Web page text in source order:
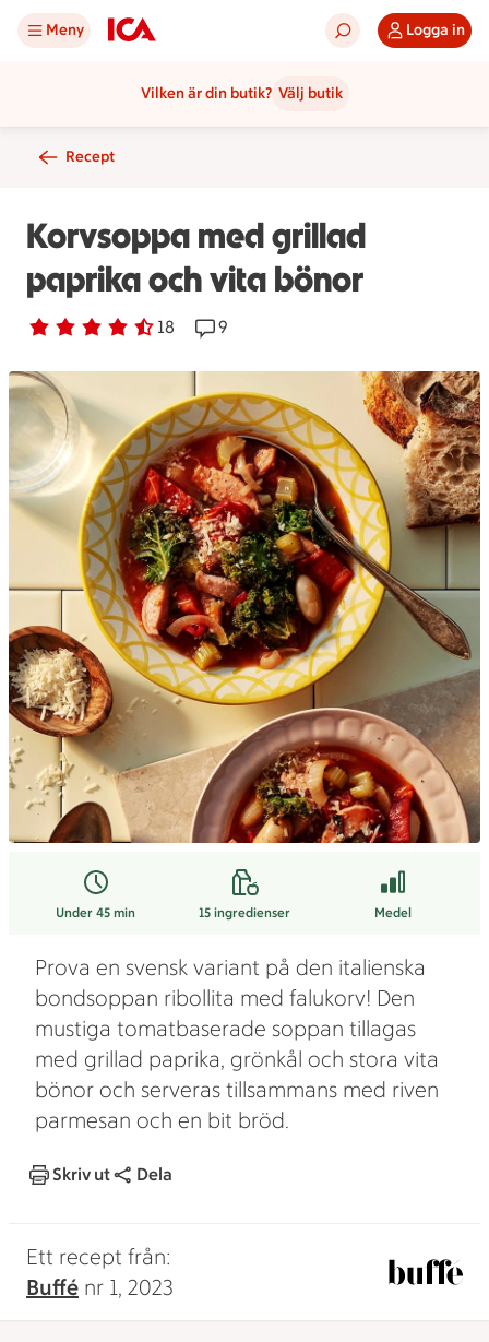
Meny Logga in
Vilken är din butik? Välj butik
Recept
Korvsoppa med grillad
paprika och vita bönor
Betyg 4.6 av 5. 18
18 personer har röstatReceptet har 9 kommentarer
9
Under 45 min 15 ingredienser Medel
Prova en svensk variant på den italienska
bondsoppan ribollita med falukorv! Den
mustiga tomatbaserade soppan tillagas
med grillad paprika, grönkål och stora vita
bönor och serveras tillsammans med riven
parmesan och en bit bröd.
Skriv ut Dela
Ett recept från:
Buffé nr 1, 2023